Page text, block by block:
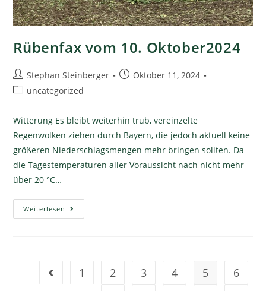
Rübenfax vom 10. Oktober2024
Stephan Steinberger
Oktober 11, 2024
uncategorized
Witterung Es bleibt weiterhin trüb, vereinzelte
Regenwolken ziehen durch Bayern, die jedoch aktuell keine
größeren Niederschlagsmengen mehr bringen sollten. Da
die Tagestemperaturen aller Voraussicht nach nicht mehr
über 20 °C…
Weiterlesen
1 2 3 4 5
6